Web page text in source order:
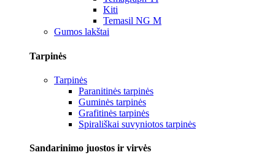
Kiti
Temasil NG M
Gumos lakštai
Tarpinės
Tarpinės
Paranitinės tarpinės
Guminės tarpinės
Grafitinės tarpinės
Spirališkai suvyniotos tarpinės
Sandarinimo juostos ir virvės